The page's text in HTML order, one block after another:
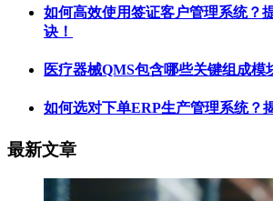
如何高效使用签证客户管理系统？
诀！
医疗器械QMS包含哪些关键组成模
如何选对下单ERP生产管理系统？
最新文章